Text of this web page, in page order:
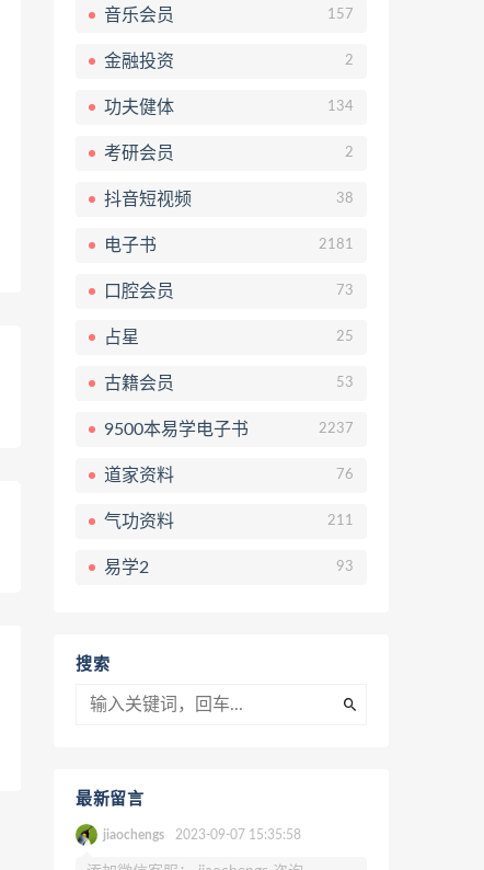
音乐会员 157
金融投资 2
功夫健体 134
考研会员 2
抖音短视频 38
电子书 2181
口腔会员 73
占星 25
古籍会员 53
9500本易学电子书 2237
道家资料 76
气功资料 211
易学2 93
搜索
最新留言
jiaochengs 2023-09-07 15:35:58